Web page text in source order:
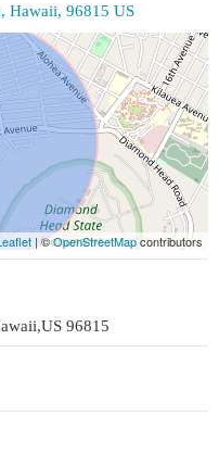
Hawaii, 96815 US
| ©OpenStreetMapcontributors
96815